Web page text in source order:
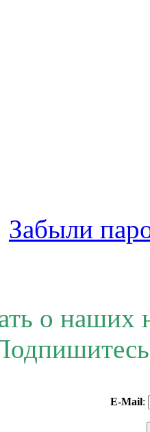
Забыли
о наших
E-Mail: